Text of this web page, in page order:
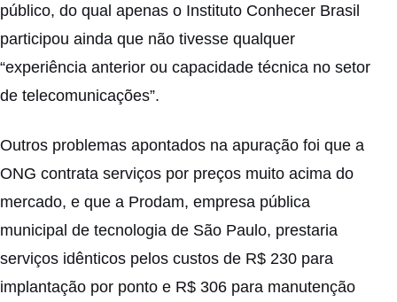
público, do qual apenas o Instituto Conhecer Brasil
participou ainda que não tivesse qualquer
“experiência anterior ou capacidade técnica no setor
de telecomunicações”.
Outros problemas apontados na apuração foi que a
ONG contrata serviços por preços muito acima do
mercado, e que a Prodam, empresa pública
municipal de tecnologia de São Paulo, prestaria
serviços idênticos pelos custos de R$ 230 para
implantação por ponto e R$ 306 para manutenção